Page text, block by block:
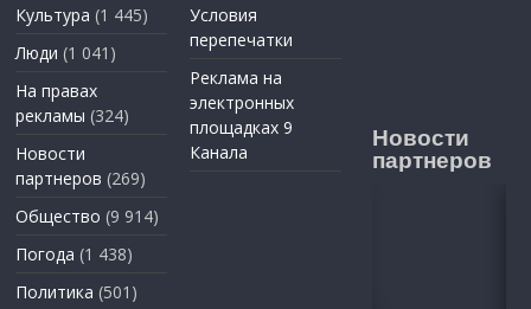
Культура (1 445)
Люди (1 041)
На правах
рекламы (324)
Новости
партнеров (269)
Общество (9 914)
Погода (1 438)
Политика (501)
Условия
перепечатки
Реклама на
электронных
площадках 9
Канала
Новости
партнеров